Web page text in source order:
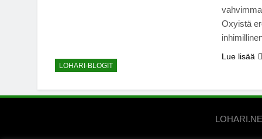
LOHARI-BLOGIT
Oxyistä
Lue lisää